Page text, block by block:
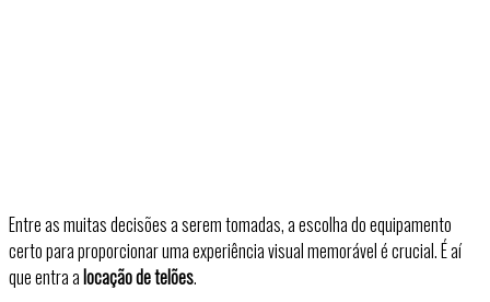
Entre as muitas decisões a serem tomadas, a escolha do equipamento
certo para proporcionar uma experiência visual memorável é crucial. É aí
que entra alocação de telões.